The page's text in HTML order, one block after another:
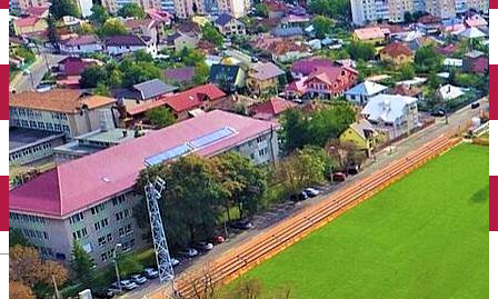
English
Mănăstirea Bistrița
Lacul Izvorul Muntelui
Casa memorială „Ion Creangă” din Humuleşti
Mănăstirea Secu
Lacul Cuejdel